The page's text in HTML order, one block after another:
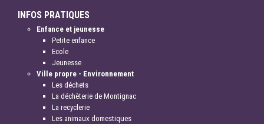
INFOS PRATIQUES
Enfance et jeunesse
Petite enfance
Ecole
Jeunesse
Ville propre - Environnement
Les déchets
La déchèterie de Montignac
La recyclerie
Les animaux domestiques